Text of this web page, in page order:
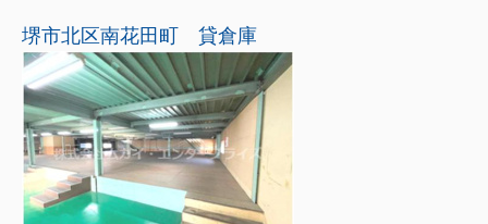
堺市北区南花田町 貸倉庫